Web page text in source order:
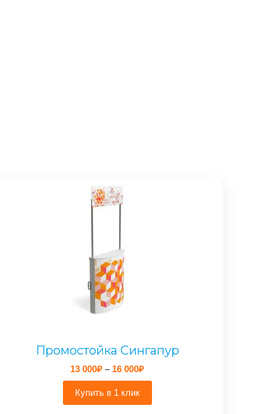
Промостойка Сингапур
13 000₽ – 16 000₽Диапазон
цен:
000₽
Купить в 1 клик